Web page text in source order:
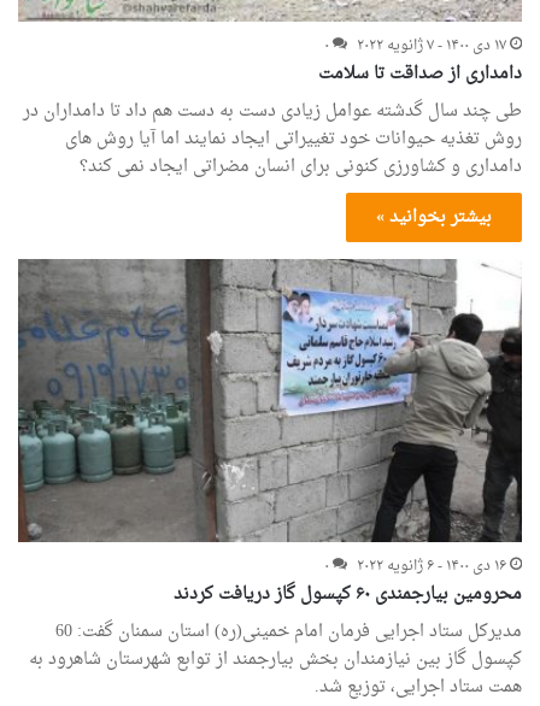
۱۷ دی ۱۴۰۰ - ۷ ژانویه ۲۰۲۲ ۰
دامداری از صداقت تا سلامت
طی چند سال گدشته عوامل زیادی دست به دست هم داد تا دامداران در
روش تغذیه حیوانات خود تغییراتی ایجاد نمایند اما آیا روش های
دامداری و کشاورزی کنونی برای انسان مضراتی ایجاد نمی کند؟
بیشتر بخوانید »
۱۶ دی ۱۴۰۰ - ۶ ژانویه ۲۰۲۲ ۰
محرومین بیارجمندی ۶۰ کپسول گاز دریافت کردند
مدیرکل ستاد اجرایی فرمان امام خمینی(ره) استان سمنان گفت: 60
کپسول گاز بین نیازمندان بخش بیارجمند از توابع شهرستان شاهرود به
همت ستاد اجرایی، توزیع شد.